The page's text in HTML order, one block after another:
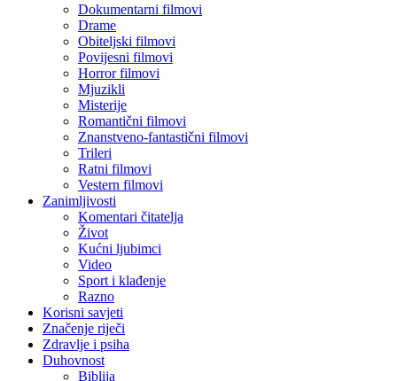
Dokumentarni filmovi
Drame
Obiteljski filmovi
Povijesni filmovi
Horror filmovi
Mjuzikli
Misterije
Romantični filmovi
Znanstveno-fantastični filmovi
Trileri
Ratni filmovi
Vestern filmovi
Zanimljivosti
Komentari čitatelja
Život
Kućni ljubimci
Video
Sport i klađenje
Razno
Korisni savjeti
Značenje riječi
Zdravlje i psiha
Duhovnost
Biblija